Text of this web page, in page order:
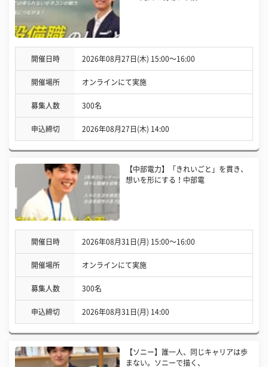
開催日時 2026年08月27日(木) 15:00〜16:00
開催場所 オンラインにて実施
募集人数 300名
申込締切 2026年08月27日(木) 14:00
【中部電力】「きれいごと」を貫き、
想いを形にする！中部電
開催日時 2026年08月31日(月) 15:00〜16:00
開催場所 オンラインにて実施
募集人数 300名
申込締切 2026年08月31日(月) 14:00
【ソニー】誰一人、同じキャリアは歩
まない。ソニーで描く、